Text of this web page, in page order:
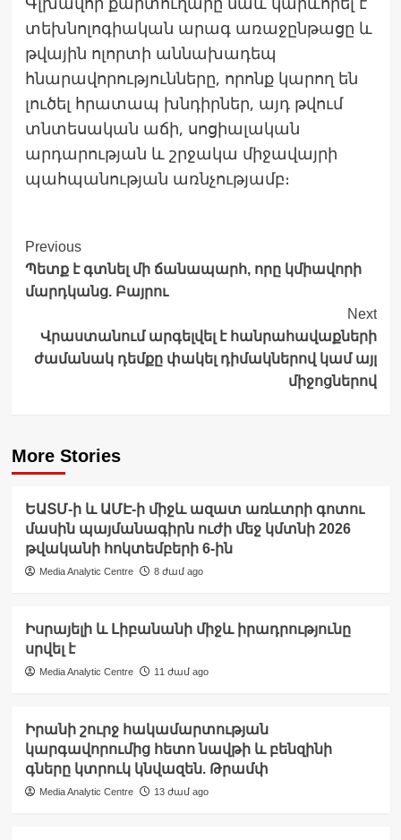
տեխնոլոգիական արագ առաջընթացը և
թվային ոլորտի աննախադեպ
հնարավորությունները, որոնք կարող են
լուծել հրատապ խնդիրներ, այդ թվում
տնտեսական աճի, սոցիալական
արդարության և շրջակա միջավայրի
պահպանության առնչությամբ։
Post
Navigation
Previous
Պետք է գտնել մի ճանապարհ, որը կմիավորի
մարդկանց. Բայրու
Next
Վրաստանում արգելվել է հանրահավաքների
ժամանակ դեմքը փակել դիմակներով կամ այլ
միջոցներով
More Stories
ԵԱՏՄ-ի և ԱՄԷ-ի միջև ազատ առևտրի գոտու
մասին պայմանագիրն ուժի մեջ կմտնի 2026
թվականի հոկտեմբերի 6-ին
Media Analytic Centre 8 ժամ ago
Իսրայելի և Լիբանանի միջև իրադրությունը
սրվել է
Media Analytic Centre 11 ժամ ago
Իրանի շուրջ հակամարտության
կարգավորումից հետո նավթի և բենզինի
գները կտրուկ կնվազեն. Թրամփ
Media Analytic Centre 13 ժամ ago